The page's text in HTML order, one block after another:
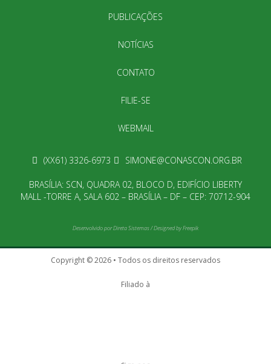
PUBLICAÇÕES
NOTÍCIAS
CONTATO
FILIE-SE
WEBMAIL
(XX61) 3326-6973 SIMONE@CONASCON.ORG.BR
BRASÍLIA: SCN, QUADRA 02, BLOCO D, EDIFÍCIO LIBERTY
MALL -TORRE A, SALA 602 – BRASÍLIA – DF – CEP: 70712-904
Desenvolvido porDireta Sistemas/Designed by Freepik
Copyright © 2026 • Todos os direitos reservados
Filiado à